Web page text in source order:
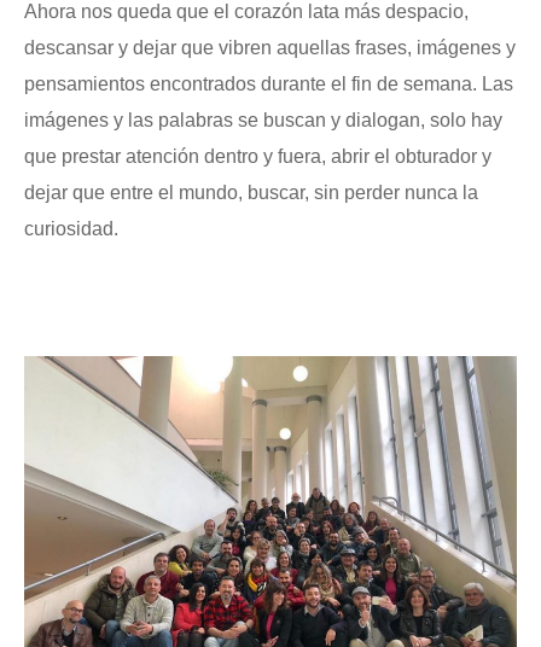
Ahora nos queda que el corazón lata más despacio,
descansar y dejar que vibren aquellas frases, imágenes y
pensamientos encontrados durante el fin de semana. Las
imágenes y las palabras se buscan y dialogan, solo hay
que prestar atención dentro y fuera, abrir el obturador y
dejar que entre el mundo, buscar, sin perder nunca la
curiosidad.